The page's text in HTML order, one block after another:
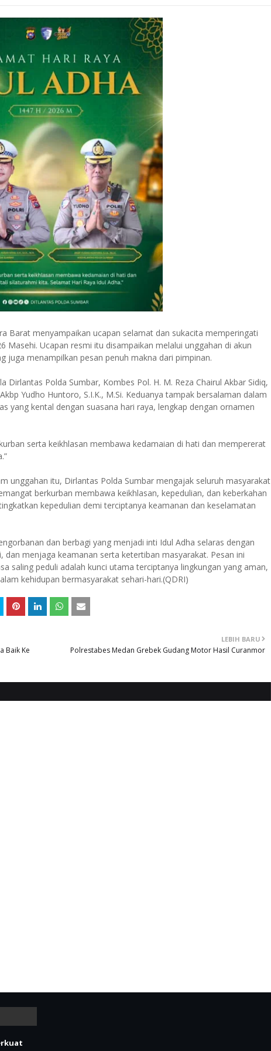
Barat menyampaikan ucapan selamat dan sukacita memperingati
Masehi. Ucapan resmi itu disampaikan melalui unggahan di akun
juga menampilkan pesan penuh makna dari pimpinan.
Polda Sumbar, Kombes Pol. H. M. Reza Chairul Akbar Sidiq,
Yudho Huntoro, S.I.K., M.Si. Keduanya tampak bersalaman dalam
yang kental dengan suasana hari raya, lengkap dengan ornamen
serta keikhlasan membawa kedamaian di hati dan mempererat
unggahan itu, Dirlantas Polda Sumbar mengajak seluruh masyarakat
berkurban membawa keikhlasan, kepedulian, dan keberkahan
kepedulian demi terciptanya keamanan dan keselamatan
dan berbagi yang menjadi inti Idul Adha selaras dengan
menjaga keamanan serta ketertiban masyarakat. Pesan ini
saling peduli adalah kunci utama terciptanya lingkungan yang aman,
kehidupan bermasyarakat sehari-hari.(QDRI)
LEBIH BARU
Polrestabes Medan Grebek Gudang Motor Hasil Curanmor
Baik Ke